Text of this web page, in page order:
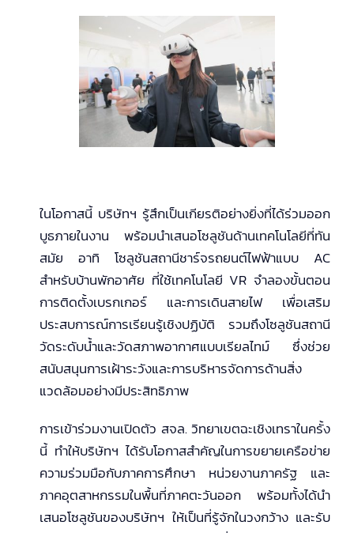
ในโอกาสนี้ บริษัทฯ รู้สึกเป็นเกียรติอย่างยิ่งที่ได้ร่วมออก
บูธภายในงาน พร้อมนำเสนอโซลูชันด้านเทคโนโลยีที่ทัน
สมัย อาทิ โซลูชันสถานีชาร์จรถยนต์ไฟฟ้าแบบ AC
สำหรับบ้านพักอาศัย ที่ใช้เทคโนโลยี VR จำลองขั้นตอน
การติดตั้งเบรกเกอร์ และการเดินสายไฟ เพื่อเสริม
ประสบการณ์การเรียนรู้เชิงปฏิบัติ รวมถึงโซลูชันสถานี
วัดระดับน้ำและวัดสภาพอากาศแบบเรียลไทม์ ซึ่งช่วย
สนับสนุนการเฝ้าระวังและการบริหารจัดการด้านสิ่ง
แวดล้อมอย่างมีประสิทธิภาพ
การเข้าร่วมงานเปิดตัว สจล. วิทยาเขตฉะเชิงเทราในครั้ง
นี้ ทำให้บริษัทฯ ได้รับโอกาสสำคัญในการขยายเครือข่าย
ความร่วมมือกับภาคการศึกษา หน่วยงานภาครัฐ และ
ภาคอุตสาหกรรมในพื้นที่ภาคตะวันออก พร้อมทั้งได้นำ
เสนอโซลูชันของบริษัทฯ ให้เป็นที่รู้จักในวงกว้าง และรับ